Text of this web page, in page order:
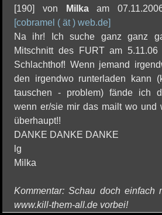
[190] von Milkaam
[cobramel ( ät ) web.de]
Na ihr! Ich suche ganz ganz
Mitschnitt des FURT am
Schlachthof! Wenn jemand
den irgendwo runterladen kann
tauschen - problem) fände ich
wenn er/sie mir das mailt wo und
überhaupt!!
DANKE DANKE DANKE
lg
Milka
Kommentar: Schau doch einfach
www.kill-them-all.de vorbei!